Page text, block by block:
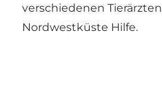
verschiedenen Tierärzten
Nordwestküste Hilfe.